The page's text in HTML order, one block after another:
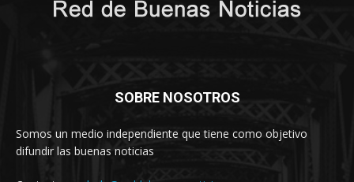
SOBRE NOSOTROS
Somos un medio independiente que tiene como objetivo
difundir las buenas noticias